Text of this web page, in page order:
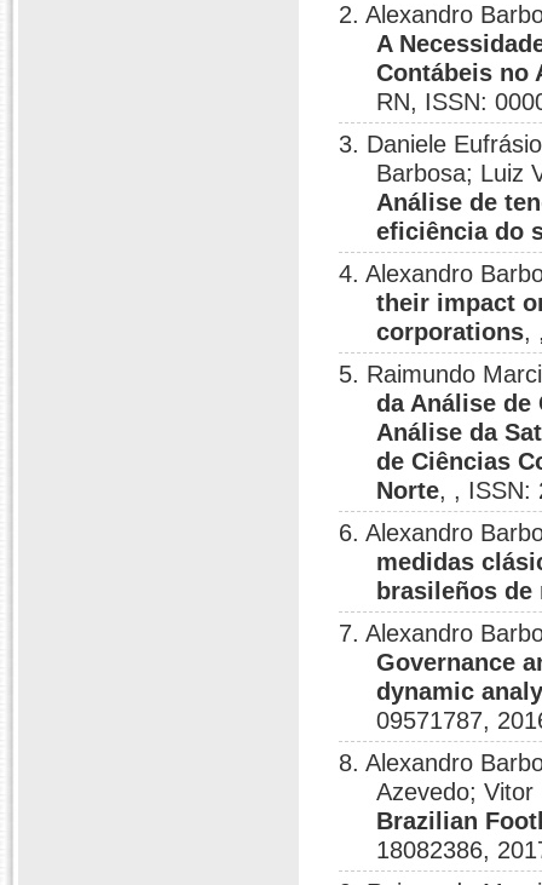
2. Alexandro
A
Contábeis no
RN, ISSN:
3. Daniele
Barbosa; Luiz
Análise de
eficiência do
4. Alexandro
their impact
corporations,
5. Raimundo
da Análise de
Análise da
de Ciências
Norte, , ISSN:
6. Alexandro
medidas
brasileños
7. Alexandro
Governance
dynamic
09571787,
8. Alexandro
Azevedo;
Brazilian
18082386,